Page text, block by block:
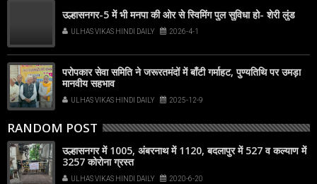
उल्हासनगर-5 में भी मनपा की ओर से स्विमिंग पुल सुविधा हो- शेरी लुंड
ULHAS VIKAS HINDI DAILY 2026-4-1
परोपकार सेवा समिति ने जरूरतमंदों में बाँटी गर्माहट, पुण्यतिथि पर उमड़ा
मानवीय सहभाव
ULHAS VIKAS HINDI DAILY 2025-12-9
RANDOM POST
उल्हासनगर में 1005, अंबरनाथ में 1120, बदलापुर में 527 व कल्याण में
3257 कोरोना ग्रस्त
ULHAS VIKAS HINDI DAILY 2020-6-20